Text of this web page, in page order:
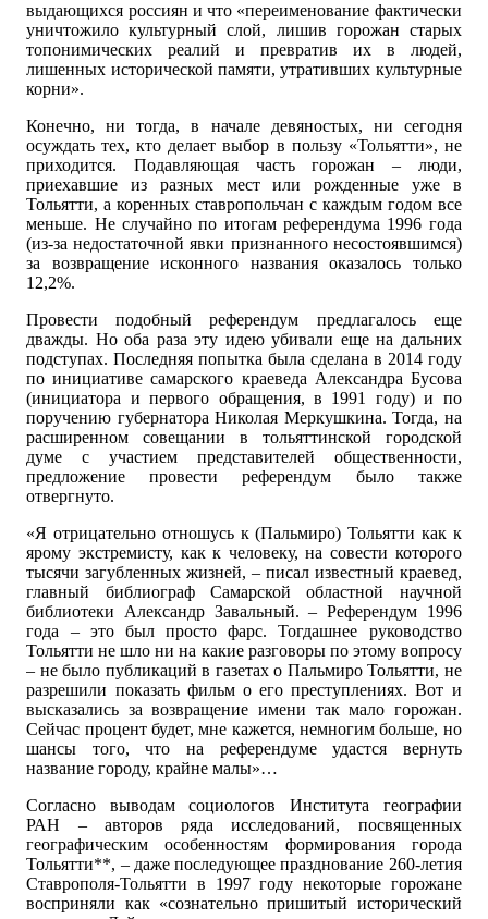
выдающихся россиян и что «переименование фактически
уничтожило культурный слой, лишив горожан старых
топонимических реалий и превратив их в людей,
лишенных исторической памяти, утративших культурные
корни».
Конечно, ни тогда, в начале девяностых, ни сегодня
осуждать тех, кто делает выбор в пользу «Тольятти», не
приходится. Подавляющая часть горожан – люди,
приехавшие из разных мест или рожденные уже в
Тольятти, а коренных ставропольчан с каждым годом все
меньше. Не случайно по итогам референдума 1996 года
(из-за недостаточной явки признанного несостоявшимся)
за возвращение исконного названия оказалось только
12,2%.
Провести подобный референдум предлагалось еще
дважды. Но оба раза эту идею убивали еще на дальних
подступах. Последняя попытка была сделана в 2014 году
по инициативе самарского краеведа Александра Бусова
(инициатора и первого обращения, в 1991 году) и по
поручению губернатора Николая Меркушкина. Тогда, на
расширенном совещании в тольяттинской городской
думе с участием представителей общественности,
предложение провести референдум было также
отвергнуто.
«Я отрицательно отношусь к (Пальмиро) Тольятти как к
ярому экстремисту, как к человеку, на совести которого
тысячи загубленных жизней, – писал известный краевед,
главный библиограф Самарской областной научной
библиотеки Александр Завальный. – Референдум 1996
года – это был просто фарс. Тогдашнее руководство
Тольятти не шло ни на какие разговоры по этому вопросу
– не было публикаций в газетах о Пальмиро Тольятти, не
разрешили показать фильм о его преступлениях. Вот и
высказались за возвращение имени так мало горожан.
Сейчас процент будет, мне кажется, немногим больше, но
шансы того, что на референдуме удастся вернуть
название городу, крайне малы»…
Согласно выводам социологов Института географии
РАН – авторов ряда исследований, посвященных
географическим особенностям формирования города
Тольятти**, – даже последующее празднование 260-летия
Ставрополя-Тольятти в 1997 году некоторые горожане
восприняли как «сознательно пришитый исторический